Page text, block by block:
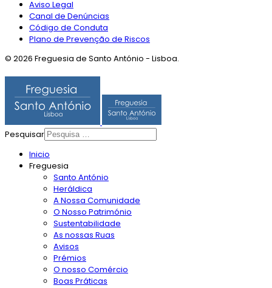
Aviso Legal
Canal de Denúncias
Código de Conduta
Plano de Prevenção de Riscos
© 2026 Freguesia de Santo António - Lisboa.
Pesquisar
Inicio
Freguesia
Santo António
Heráldica
A Nossa Comunidade
O Nosso Património
Sustentabilidade
As nossas Ruas
Avisos
Prémios
O nosso Comércio
Boas Práticas